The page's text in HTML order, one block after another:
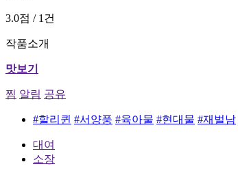
3.0점 / 1건
작품소개
맛보기
찜 알림 공유
#할리퀸 #서양풍 #육아물 #현대물 #재벌남
대여
소장